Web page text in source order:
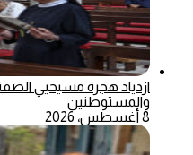
ازدياد هجرة مسيحيي
والمستوطنين
8 أغسطس، 2026